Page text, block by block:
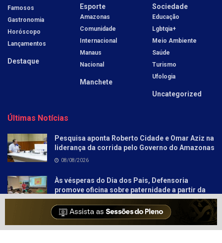
Famosos
Gastronomia
Horóscopo
Lançamentos
Destaque
Esporte
Amazonas
Comunidade
Internacional
Manaus
Nacional
Manchete
Sociedade
Educação
Lgbtqia+
Meio Ambiente
Saúde
Turismo
Ufologia
Uncategorized
Últimas Notícias
Pesquisa aponta Roberto Cidade e Omar Aziz na
liderança da corrida pelo Governo do Amazonas
08/08/2026
Às vésperas do Dia dos Pais, Defensoria
promove oficina sobre paternidade a partir da
literatura para socioeducandos
08/08/2026